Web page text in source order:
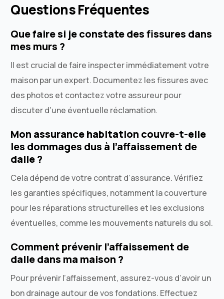
Questions Fréquentes
Que faire si je constate des fissures dans
mes murs ?
Il est crucial de faire inspecter immédiatement votre
maison par un expert. Documentez les fissures avec
des photos et contactez votre assureur pour
discuter d’une éventuelle réclamation.
Mon assurance habitation couvre-t-elle
les dommages dus à l’affaissement de
dalle ?
Cela dépend de votre contrat d’assurance. Vérifiez
les garanties spécifiques, notamment la couverture
pour les réparations structurelles et les exclusions
éventuelles, comme les mouvements naturels du sol.
Comment prévenir l’affaissement de
dalle dans ma maison ?
Pour prévenir l’affaissement, assurez-vous d’avoir un
bon drainage autour de vos fondations. Effectuez